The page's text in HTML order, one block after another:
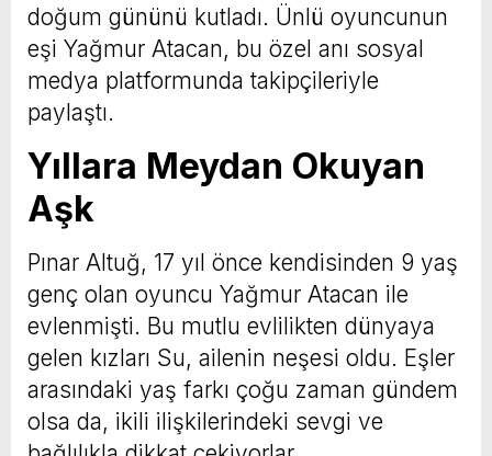
doğum gününü kutladı. Ünlü oyuncunun
eşi Yağmur Atacan, bu özel anı sosyal
medya platformunda takipçileriyle
paylaştı.
Yıllara Meydan Okuyan
Aşk
Pınar Altuğ, 17 yıl önce kendisinden 9 yaş
genç olan oyuncu Yağmur Atacan ile
evlenmişti. Bu mutlu evlilikten dünyaya
gelen kızları Su, ailenin neşesi oldu. Eşler
arasındaki yaş farkı çoğu zaman gündem
olsa da, ikili ilişkilerindeki sevgi ve